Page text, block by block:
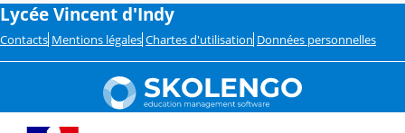
Lycée Vincent d'Indy
Contacts Mentions légales Chartes d'utilisation Données personnelles